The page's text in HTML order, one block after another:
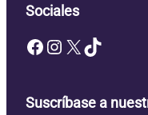
Sociales
Facebook Instagram X TikTok
Suscríbase a